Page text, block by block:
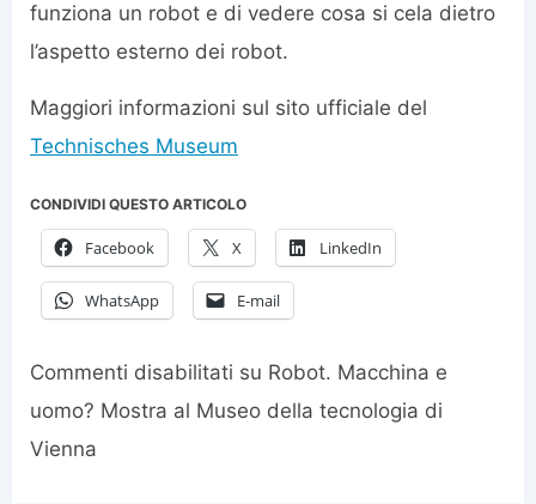
funziona un robot e di vedere cosa si cela dietro
l’aspetto esterno dei robot.
Maggiori informazioni sul sito ufficiale del
Technisches Museum
CONDIVIDI QUESTO ARTICOLO
Facebook X LinkedIn
WhatsApp E-mail
Commenti disabilitati su Robot. Macchina e
uomo? Mostra al Museo della tecnologia di
Vienna